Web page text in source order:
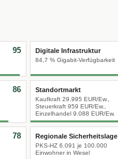
95 Digitale Infrastruktur
84,7 % Gigabit-Verfügbarkeit
86 Standortmarkt
Kaufkraft 29.995 EUR/Ew.,
Steuerkraft 959 EUR/Ew.,
Einzelhandel 9.088 EUR/Ew.
78 Regionale Sicherheitslage
PKS-HZ 6.091 je 100.000
Einwohner in Wesel